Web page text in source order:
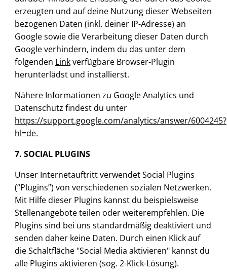
erzeugten und auf deine Nutzung dieser Webseiten
bezogenen Daten (inkl. deiner IP-Adresse) an
Google sowie die Verarbeitung dieser Daten durch
Google verhindern, indem du das unter dem
folgenden Linkverfügbare Browser-Plugin
herunterlädst und installierst.
Nähere Informationen zu Google Analytics und
Datenschutz findest du unter
https://support.google.com/analytics/answer/6004245?
hl=de.
7. SOCIAL PLUGINS
Unser Internetauftritt verwendet Social Plugins
(“Plugins”) von verschiedenen sozialen Netzwerken.
Mit Hilfe dieser Plugins kannst du beispielsweise
Stellenangebote teilen oder weiterempfehlen. Die
Plugins sind bei uns standardmäßig deaktiviert und
senden daher keine Daten. Durch einen Klick auf
die Schaltfläche "Social Media aktivieren" kannst du
alle Plugins aktivieren (sog. 2-Klick-Lösung).